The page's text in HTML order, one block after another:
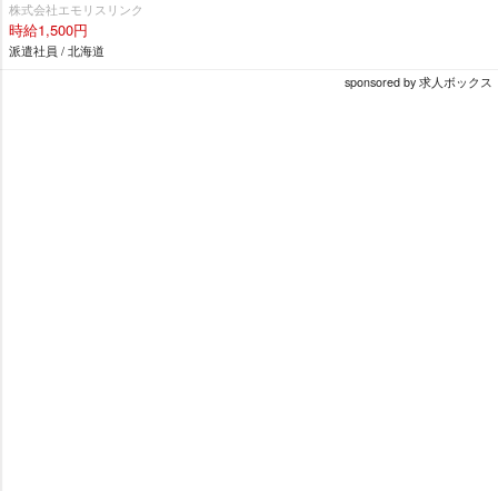
株式会社エモリスリンク
時給1,500円
派遣社員 / 北海道
sponsored by 求人ボックス